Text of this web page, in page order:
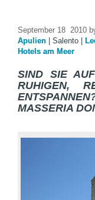
September 18 2010
Apulien
Salento
Hotels am Meer
SIND SIE
RUHIGEN,
MASSERIA